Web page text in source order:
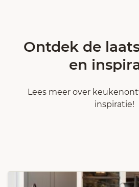
Ontdek de
en
Lees meer over
inspiratie!